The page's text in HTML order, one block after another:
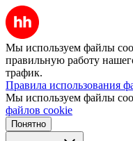
Мы используем файлы
правильную работу
трафик.
Правила использования
Мы используем файлы
файлов cookie
Понятно